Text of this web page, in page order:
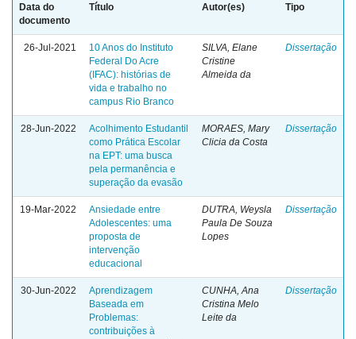
Data do
documento
Título Autor(es) Tipo
26-Jul-2021
10 Anos do Instituto
Federal Do Acre
(IFAC): histórias de
vida e trabalho no
campus Rio Branco
SILVA, Elane
Cristine
Almeida da
Dissertação
28-Jun-2022
Acolhimento Estudantil
como Prática Escolar
na EPT: uma busca
pela permanência e
superação da evasão
MORAES, Mary
Clicia da Costa
Dissertação
19-Mar-2022
Ansiedade entre
Adolescentes: uma
proposta de
intervenção
educacional
DUTRA, Weysla
Paula De Souza
Lopes
Dissertação
30-Jun-2022
Aprendizagem
Baseada em
Problemas:
contribuições à
CUNHA, Ana
Cristina Melo
Leite da
Dissertação